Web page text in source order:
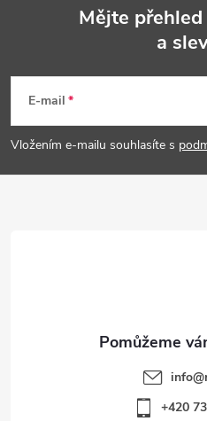
p
a
Mějte
a
E-mail
Vložením e-mailu souhlasíte s
info@
+420